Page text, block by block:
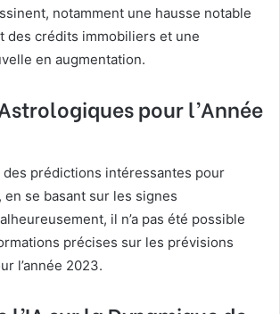
notamment une hausse notable
des crédits immobiliers et une
en augmentation.
pour l’Année
des prédictions intéressantes pour
en se basant sur les signes
il n’a pas été possible
précises sur les prévisions
l’année 2023.